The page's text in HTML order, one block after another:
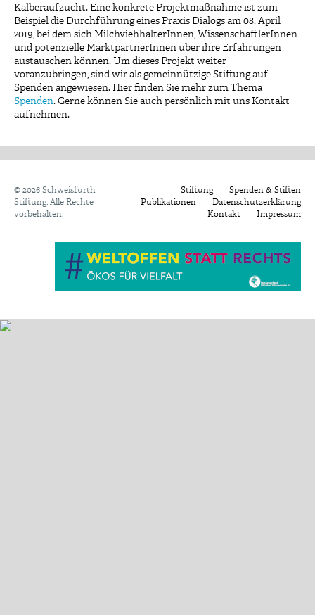
Kälberaufzucht. Eine konkrete Projektmaßnahme ist zum
Beispiel die Durchführung eines Praxis Dialogs am 08. April
2019, bei dem sich MilchviehhalterInnen, WissenschaftlerInnen
und potenzielle MarktpartnerInnen über ihre Erfahrungen
austauschen können. Um dieses Projekt weiter
voranzubringen, sind wir als gemeinnützige Stiftung auf
Spenden angewiesen. Hier finden Sie mehr zum Thema
Spenden. Gerne können Sie auch persönlich mit uns Kontakt
aufnehmen.
© 2026 Schweisfurth
Stiftung. Alle Rechte
vorbehalten.
Stiftung
Spenden & Stiften
Publikationen
Datenschutzerklärung
Kontakt
Impressum